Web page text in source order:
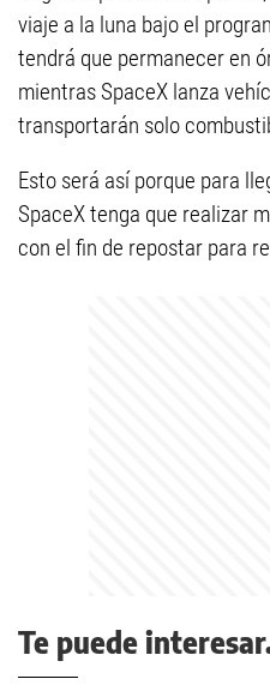
viaje a la luna bajo el
tendrá que permanecer en
mientras SpaceX lanza
transportarán solo
Esto será así porque para
SpaceX tenga que realizar
con el fin de repostar para
Te puede